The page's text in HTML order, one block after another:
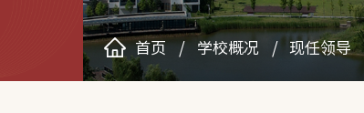
首页 学校概况 现任领导